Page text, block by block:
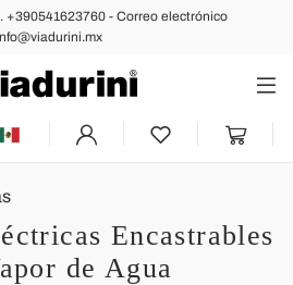
+390541623760 - Correo electrónico
Encastrables
de Agua